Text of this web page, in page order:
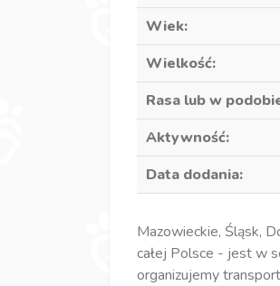
Wiek:
Wielkość:
Rasa lub w
Aktywność:
Data dodania:
Mazowieckie, Śląsk,
całej Polsce - jest w
organizujemy